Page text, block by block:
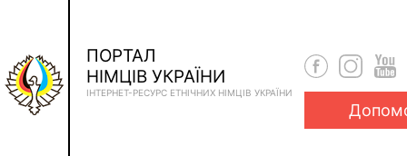
ПОРТАЛ
НІМЦІВ УКРАЇНИ
ІНТЕРНЕТ-РЕСУРС ЕТНІЧНИХ НІМЦІВ УКРАЇНИ